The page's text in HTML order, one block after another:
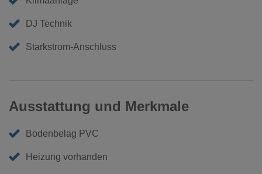
DJ Technik
Starkstrom-Anschluss
Ausstattung und Merkmale
Bodenbelag PVC
Heizung vorhanden